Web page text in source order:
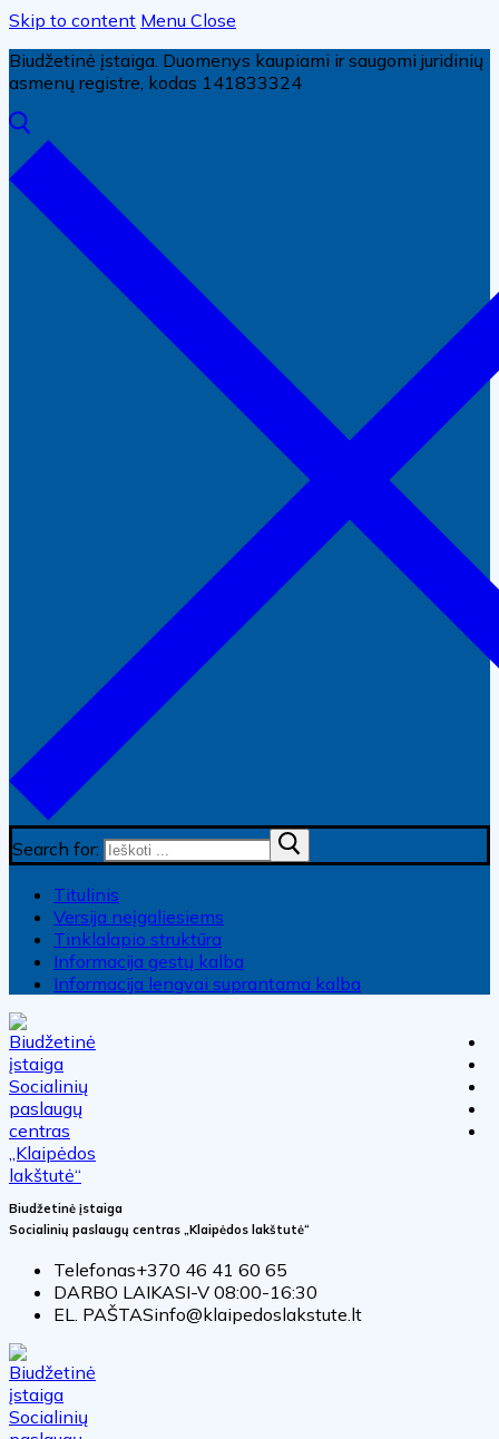
Skip to content Menu Close
Biudžetinė įstaiga. Duomenys kaupiami ir saugomi juridinių
asmenų registre, kodas 141833324
Search for:
Titulinis
Versija neįgaliesiems
Tinklalapio struktūra
Informacija gestų kalba
Informacija lengvai suprantama kalba
Biudžetinė įstaiga
Socialinių paslaugų centras „Klaipėdos lakštutė“
Telefonas+370 46 41 60 65
DARBO LAIKASI-V 08:00-16:30
EL. PAŠTASinfo@klaipedoslakstute.lt